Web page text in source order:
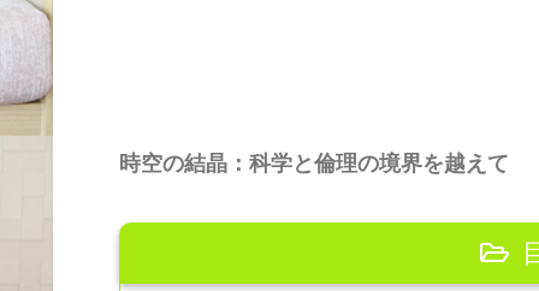
時空の結晶：科学と倫理の境界を越えて